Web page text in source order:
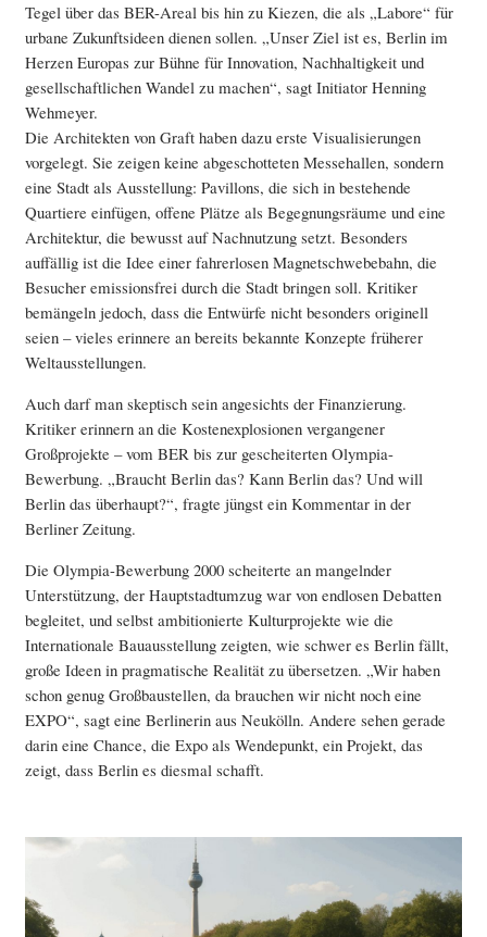
Tegel über das BER-Areal bis hin zu Kiezen, die als „Labore“ für
urbane Zukunftsideen dienen sollen. „Unser Ziel ist es, Berlin im
Herzen Europas zur Bühne für Innovation, Nachhaltigkeit und
gesellschaftlichen Wandel zu machen“, sagt Initiator Henning
Wehmeyer.
Die Architekten von Graft haben dazu erste Visualisierungen
vorgelegt. Sie zeigen keine abgeschotteten Messehallen, sondern
eine Stadt als Ausstellung: Pavillons, die sich in bestehende
Quartiere einfügen, offene Plätze als Begegnungsräume und eine
Architektur, die bewusst auf Nachnutzung setzt. Besonders
auffällig ist die Idee einer fahrerlosen Magnetschwebebahn, die
Besucher emissionsfrei durch die Stadt bringen soll. Kritiker
bemängeln jedoch, dass die Entwürfe nicht besonders originell
seien – vieles erinnere an bereits bekannte Konzepte früherer
Weltausstellungen.
Auch darf man skeptisch sein angesichts der Finanzierung.
Kritiker erinnern an die Kostenexplosionen vergangener
Großprojekte – vom BER bis zur gescheiterten Olympia-
Bewerbung. „Braucht Berlin das? Kann Berlin das? Und will
Berlin das überhaupt?“, fragte jüngst ein Kommentar in der
Berliner Zeitung.
Die Olympia-Bewerbung 2000 scheiterte an mangelnder
Unterstützung, der Hauptstadtumzug war von endlosen Debatten
begleitet, und selbst ambitionierte Kulturprojekte wie die
Internationale Bauausstellung zeigten, wie schwer es Berlin fällt,
große Ideen in pragmatische Realität zu übersetzen. „Wir haben
schon genug Großbaustellen, da brauchen wir nicht noch eine
EXPO“, sagt eine Berlinerin aus Neukölln. Andere sehen gerade
darin eine Chance, die Expo als Wendepunkt, ein Projekt, das
zeigt, dass Berlin es diesmal schafft.